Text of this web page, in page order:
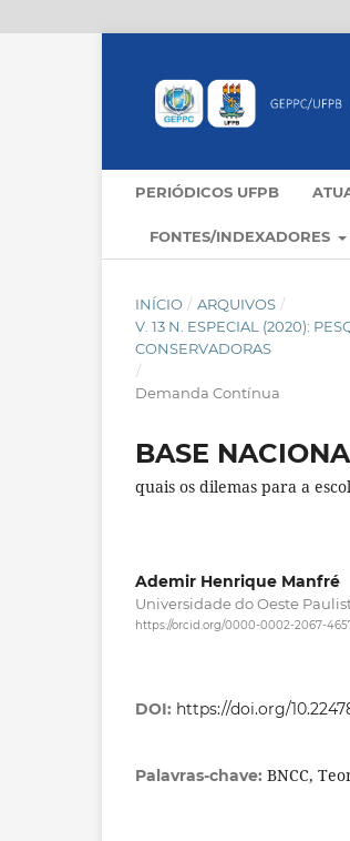
PERIÓDICOS UFPB
FONTES/INDEXADORES
INÍCIO / ARQUIVOS /
V. 13 N. ESPECIAL (2020):
CONSERVADORAS
/
Demanda Contínua
BASE
quais os dilemas para a
Ademir Henrique Manfré
Universidade do Oeste
https://orcid.org/0000-0002-2067-
DOI: https://doi.org/
Palavras-chave: BNCC,